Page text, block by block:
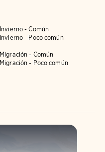
Invierno - Común
Invierno - Poco común
Migración - Común
Migración - Poco común